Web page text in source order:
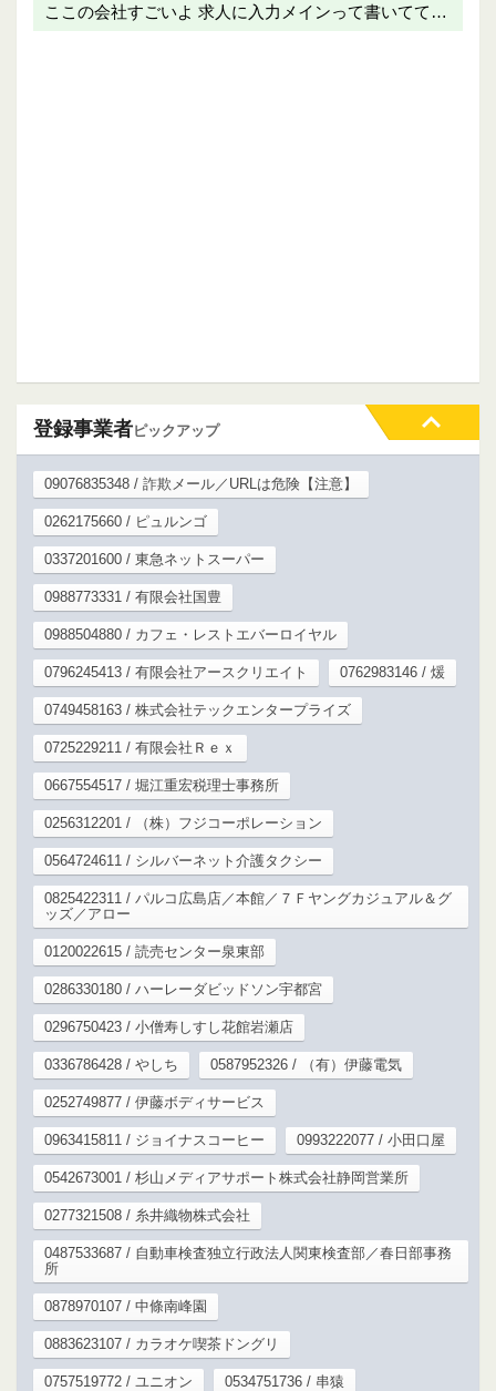
ここの会社すごいよ 求人に入力メインって書いてて…
登録事業者ピックアップ
09076835348 / 詐欺メール／URLは危険【注意】
0262175660 / ピュルンゴ
0337201600 / 東急ネットスーパー
0988773331 / 有限会社国豊
0988504880 / カフェ・レストエバーロイヤル
0796245413 / 有限会社アースクリエイト 0762983146 / 煖
0749458163 / 株式会社テックエンタープライズ
0725229211 / 有限会社Ｒｅｘ
0667554517 / 堀江重宏税理士事務所
0256312201 / （株）フジコーポレーション
0564724611 / シルバーネット介護タクシー
0825422311 / パルコ広島店／本館／７Ｆヤングカジュアル＆グ
ッズ／アロー
0120022615 / 読売センター泉東部
0286330180 / ハーレーダビッドソン宇都宮
0296750423 / 小僧寿しすし花館岩瀬店
0336786428 / やしち 0587952326 / （有）伊藤電気
0252749877 / 伊藤ボディサービス
0963415811 / ジョイナスコーヒー 0993222077 / 小田口屋
0542673001 / 杉山メディアサポート株式会社静岡営業所
0277321508 / 糸井織物株式会社
0487533687 / 自動車検査独立行政法人関東検査部／春日部事務
所
0878970107 / 中條南峰園
0883623107 / カラオケ喫茶ドングリ
0757519772 / ユニオン 0534751736 / 串猿